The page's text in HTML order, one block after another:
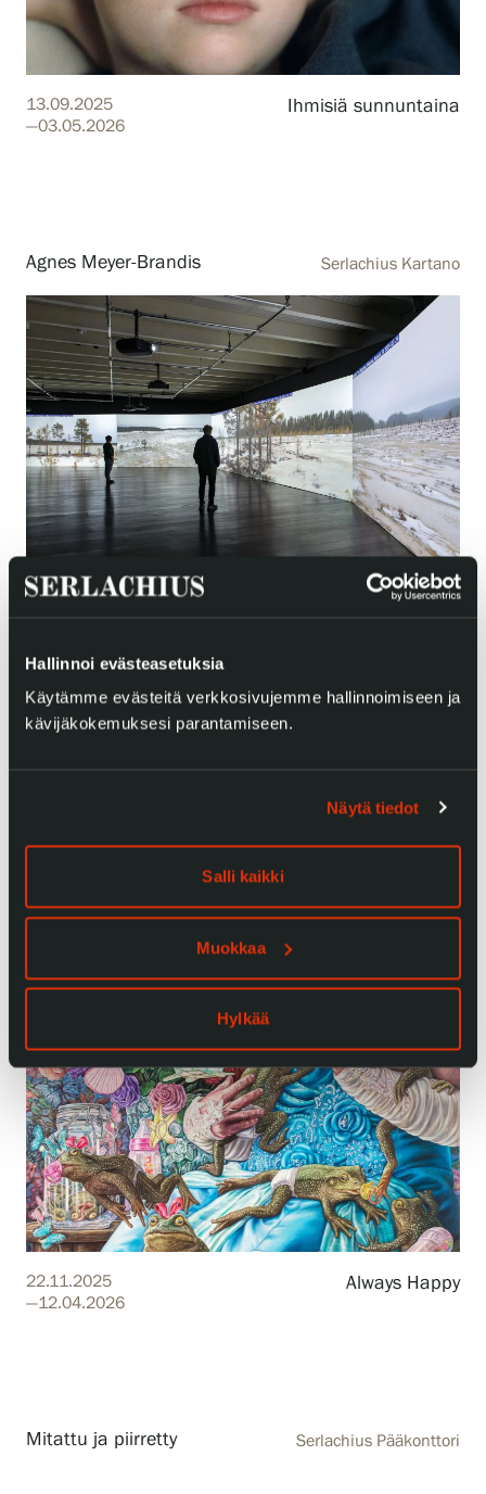
Hallinnoi evästeasetuksia
Käytämme evästeitä verkkosivujemme hallinnoimiseen ja
kävijäkokemuksesi parantamiseen.
Näytä tiedot
Salli kaikki
Muokkaa
Hylkää
Näyttelyt
Tapahtumat
Serlachius Residenssi
SERLACHIUS+
Ravintola Gösta
Serlachius Taidesauna
Tietosuoja ja evästeet
Verkkokauppa
13.09.2025
—03.05.2026
Ihmisiä sunnuntaina
Agnes Meyer-Brandis Serlachius Kartano
22.11.2025
—12.04.2026
Always Happy
Mitattu ja piirretty Serlachius Pääkonttori